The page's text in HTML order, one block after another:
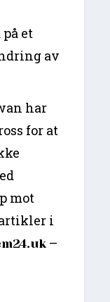
et
av
har
for at
mot
i
–